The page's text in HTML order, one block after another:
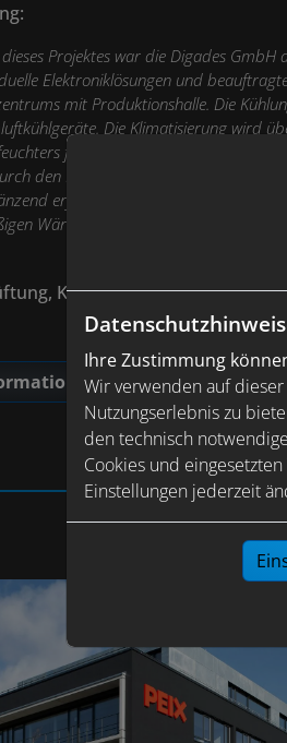
Projektes war die Digades GmbH
Elektroniklösungen und
mit Produktionshalle. Die
Die Klimatisierung wird
für Zu- und Abluftgeräte,
den Einbau von Quellluftschläuchen
erfolgte die Montage einer
Wärmeverteilung.
Kälte
Ihre Zustimmung
Wir verwenden auf
Nutzungserlebnis zu
den technisch
Cookies und
Einstellungen jederzeit